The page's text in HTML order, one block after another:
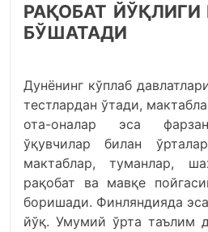
РАҚОБАТ
БЎШАТАДИ
Дунёнинг кўплаб
тестлардан ўтади,
ота-оналар эса
ўқувчилар билан
мактаблар, туманлар,
рақобат ва мавқе
боришади. Финляндияда
йўқ. Умумий ўрта таълим